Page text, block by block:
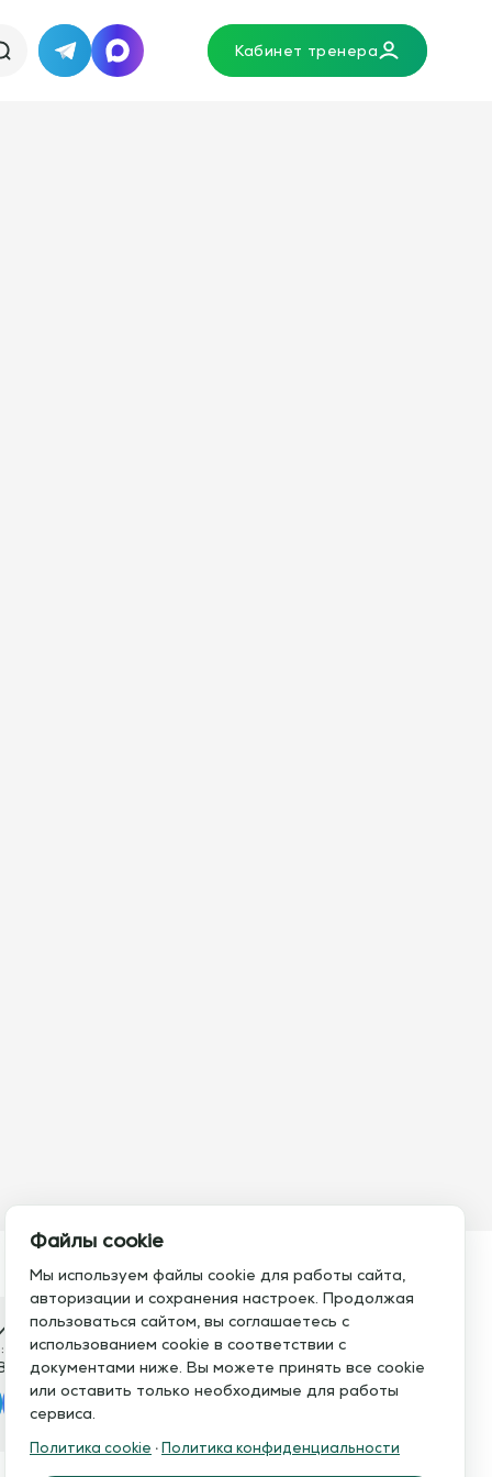
TelegramMAX Кабинет тренера
с нами
793 21 93
Электронная почта:
info@assistent-trenera.ru
MAX
Файлы cookie
Мы используем файлы cookie для работы сайта,
авторизации и сохранения настроек. Продолжая
пользоваться сайтом, вы соглашаетесь с
использованием cookie в соответствии с
документами ниже. Вы можете принять все cookie
или оставить только необходимые для работы
сервиса.
Политика cookie ·Политика конфиденциальности